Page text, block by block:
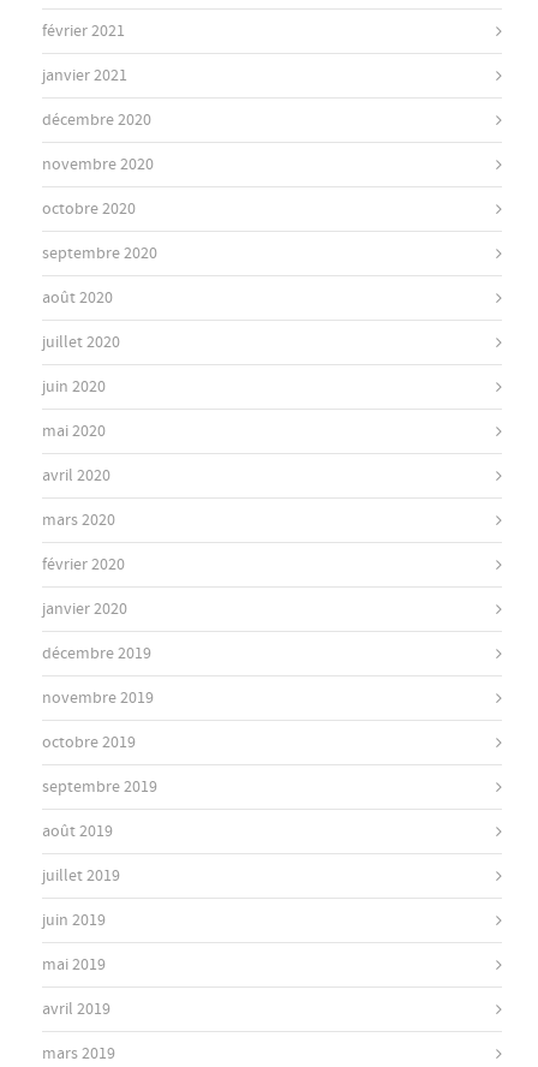
février 2021
janvier 2021
décembre 2020
novembre 2020
octobre 2020
septembre 2020
août 2020
juillet 2020
juin 2020
mai 2020
avril 2020
mars 2020
février 2020
janvier 2020
décembre 2019
novembre 2019
octobre 2019
septembre 2019
août 2019
juillet 2019
juin 2019
mai 2019
avril 2019
mars 2019